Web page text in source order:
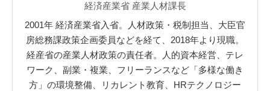
経済産業省 産業人材課長
2001年 経済産業省入省。人材政策・税制担当、大臣官
房総務課政策企画委員などを経て、2018年より現職。
経産省の産業人材政策の責任者。人的資本経営、テレ
ワーク、副業・複業、フリーランスなど「多様な働き
方」の環境整備、リカレント教育、HRテクノロジー